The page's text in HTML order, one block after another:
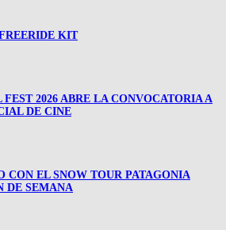
KIT
2026 ABRE LA CONVOCATORIA A
DE CINE
CON EL SNOW TOUR PATAGONIA
DE SEMANA